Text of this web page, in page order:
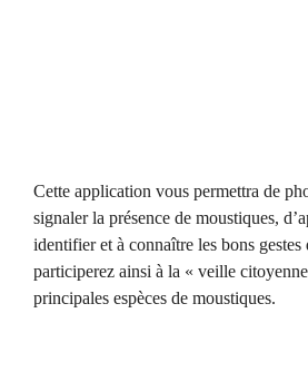
Cette application vous permettra de
signaler la présence de moustiques,
identifier et à connaître les bons
participerez ainsi à la « veille
principales espèces de moustiques.